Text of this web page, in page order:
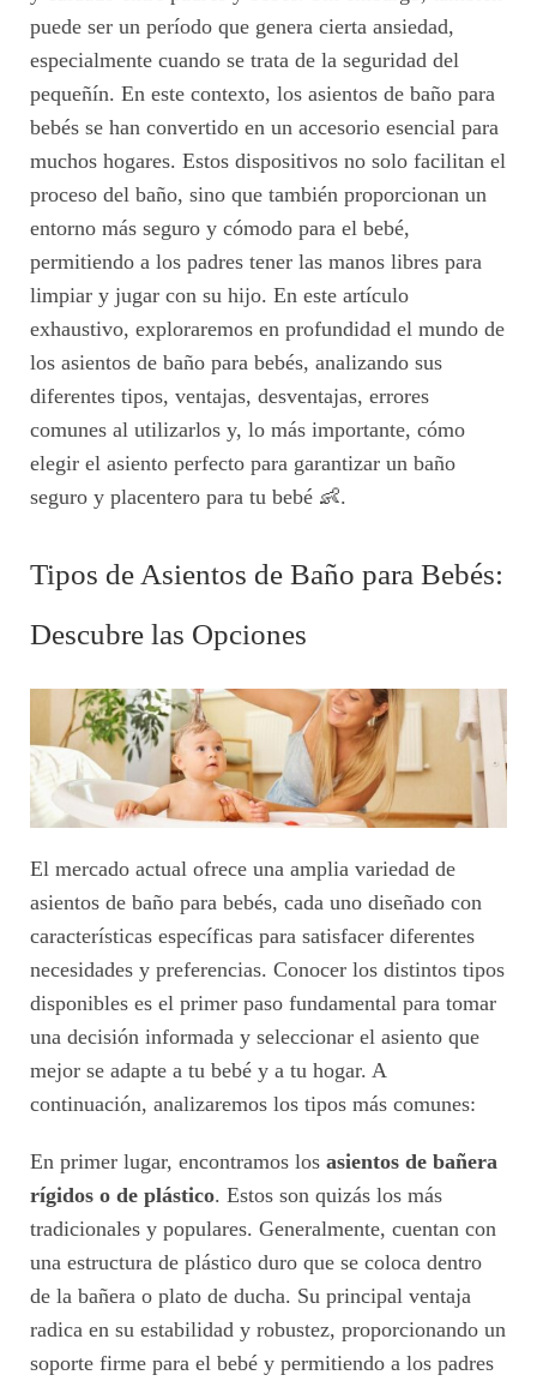
puede ser un período que genera cierta ansiedad,
especialmente cuando se trata de la seguridad del
pequeñín. En este contexto, los asientos de baño para
bebés se han convertido en un accesorio esencial para
muchos hogares. Estos dispositivos no solo facilitan el
proceso del baño, sino que también proporcionan un
entorno más seguro y cómodo para el bebé,
permitiendo a los padres tener las manos libres para
limpiar y jugar con su hijo. En este artículo
exhaustivo, exploraremos en profundidad el mundo de
los asientos de baño para bebés, analizando sus
diferentes tipos, ventajas, desventajas, errores
comunes al utilizarlos y, lo más importante, cómo
elegir el asiento perfecto para garantizar un baño
seguro y placentero para tu bebé 👶.
Tipos de Asientos de Baño para Bebés:
Descubre las Opciones
El mercado actual ofrece una amplia variedad de
asientos de baño para bebés, cada uno diseñado con
características específicas para satisfacer diferentes
necesidades y preferencias. Conocer los distintos tipos
disponibles es el primer paso fundamental para tomar
una decisión informada y seleccionar el asiento que
mejor se adapte a tu bebé y a tu hogar. A
continuación, analizaremos los tipos más comunes:
En primer lugar, encontramos los asientos de bañera
rígidos o de plástico. Estos son quizás los más
tradicionales y populares. Generalmente, cuentan con
una estructura de plástico duro que se coloca dentro
de la bañera o plato de ducha. Su principal ventaja
radica en su estabilidad y robustez, proporcionando un
soporte firme para el bebé y permitiendo a los padres